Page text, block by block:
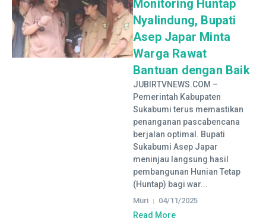
Monitoring Huntap
Nyalindung, Bupati
Asep Japar Minta
Warga Rawat
Bantuan dengan Baik
JUBIRTVNEWS.COM –
Pemerintah Kabupaten
Sukabumi terus memastikan
penanganan pascabencana
berjalan optimal. Bupati
Sukabumi Asep Japar
meninjau langsung hasil
pembangunan Hunian Tetap
(Huntap) bagi war...
Muri 04/11/2025
Read More